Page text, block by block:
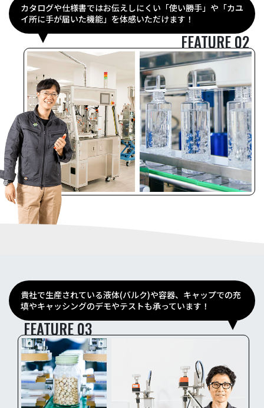
FEATURE 02
カタログや仕様書ではお伝えしにくい「使い勝手」や「カユ
イ所に手が届いた機能」を体感いただけます！
FEATURE 03
貴社で生産されている液体(バルク)や容器、キャップでの充
填やキャッシングのデモやテストも承っています！